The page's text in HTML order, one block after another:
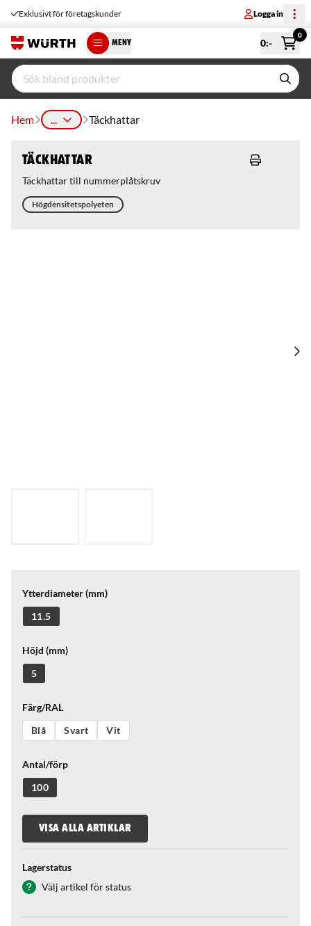
Exklusivt för företagskunder Logga in
MENY 0:-
0
Hem ... Täckhattar
Täckhattar
Täckhattar till nummerplåtskruv
Högdensitetspolyeten
Ytterdiameter (mm)
11.5
Höjd (mm)
5
Färg/RAL
Blå
Svart Vit
Antal/förp
100
VISA ALLA ARTIKLAR
Lagerstatus
Välj artikel för status